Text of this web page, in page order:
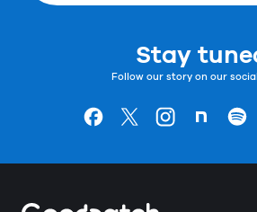
Stay
Follow our story on our
Goodpatchの
ページ
Goodpatchの
ページ
Goodpatchの
ページ ページ